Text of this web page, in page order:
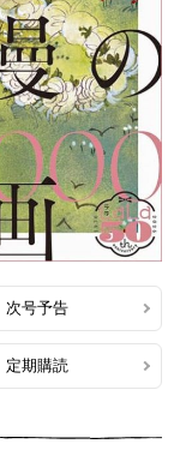
次号予告
定期購読